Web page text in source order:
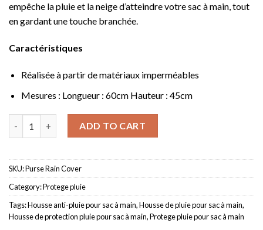
empêche la pluie et la neige d’atteindre votre sac à main, tout
en gardant une touche branchée.
Caractéristiques
Réalisée à partir de matériaux imperméables
Mesures : Longueur : 60cm Hauteur : 45cm
Sac à main design Protecteur de pluie quantity
ADD TO CART
SKU:Purse Rain Cover
Category:Protege pluie
Tags:Housse anti-pluie pour sac à main,Housse de pluie pour sac à main,
Housse de protection pluie pour sac à main,Protege pluie pour sac à main